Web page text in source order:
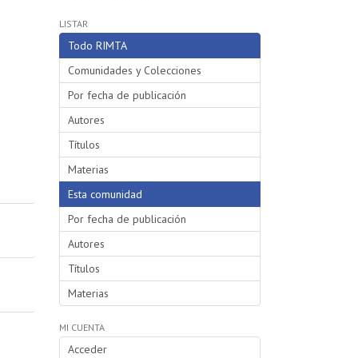
LISTAR
Todo RIMTA
Comunidades y Colecciones
Por fecha de publicación
Autores
Títulos
Materias
Esta comunidad
Por fecha de publicación
Autores
Títulos
Materias
MI CUENTA
Acceder